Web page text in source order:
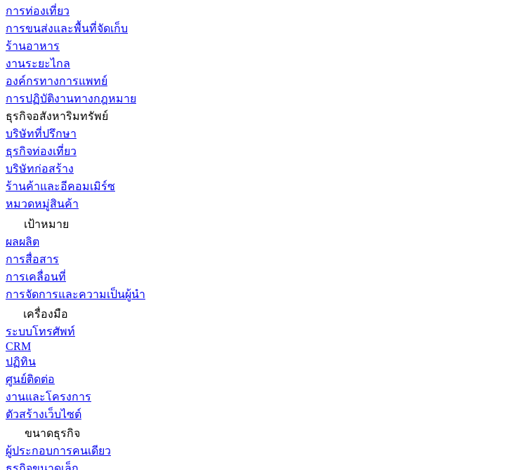
การท่องเที่ยว
การขนส่งและพื้นที่จัดเก็บ
ร้านอาหาร
งานระยะไกล
องค์กรทางการแพทย์
การปฏิบัติงานทางกฎหมาย
ธุรกิจอสังหาริมทรัพย์
บริษัทที่ปรึกษา
ธุรกิจท่องเที่ยว
บริษัทก่อสร้าง
ร้านค้าและอีคอมเมิร์ซ
หมวดหมู่สินค้า
เป้าหมาย
ผลผลิต
การสื่อสาร
การเคลื่อนที่
การจัดการและความเป็นผู้นำ
เครื่องมือ
ระบบโทรศัพท์
CRM
ปฏิทิน
ศูนย์ติดต่อ
งานและโครงการ
ตัวสร้างเว็บไซต์
ขนาดธุรกิจ
ผู้ประกอบการคนเดียว